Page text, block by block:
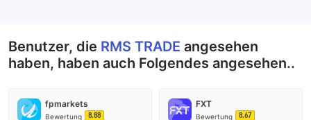
Benutzer, die RMS TRADE angesehen
haben, haben auch Folgendes angesehen..
fpmarkets
Bewertung 8.88
FXT
Bewertung 8.67